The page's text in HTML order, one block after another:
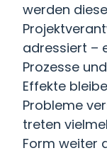
werden
adressiert –
Prozesse
Effekte
Probleme
treten
Form weiter